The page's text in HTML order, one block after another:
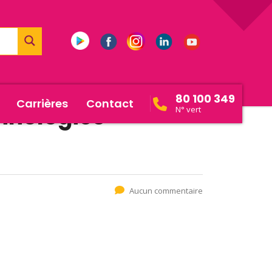
Carrières Contact 80 100 349
N° vert
Aucun commentaire